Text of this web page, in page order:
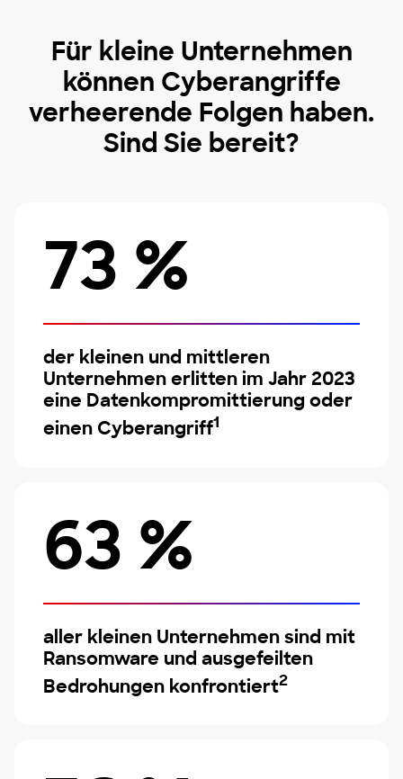
Für kleine Unternehmen
können Cyberangriffe
verheerende Folgen haben.
Sind Sie bereit?
73 %
der kleinen und mittleren
Unternehmen erlitten im Jahr 2023
eine Datenkompromittierung oder
einen Cyberangriff1
63 %
aller kleinen Unternehmen sind mit
Ransomware und ausgefeilten
Bedrohungen konfrontiert2